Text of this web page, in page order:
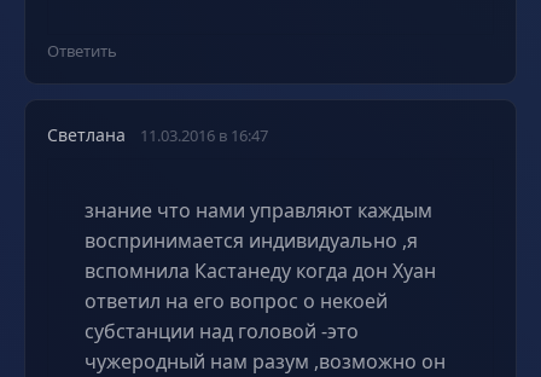
Ответить
Светлана 11.03.2016 в 16:47
знание что нами управляют каждым
воспринимается индивидуально ,я
вспомнила Кастанеду когда дон Хуан
ответил на его вопрос о некоей
субстанции над головой -это
чужеродный нам разум ,возможно он